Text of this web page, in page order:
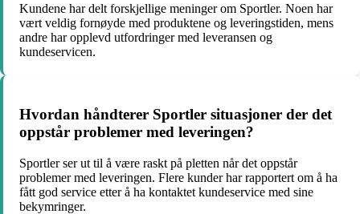
Kundene har delt forskjellige meninger om Sportler. Noen har
vært veldig fornøyde med produktene og leveringstiden, mens
andre har opplevd utfordringer med leveransen og
kundeservicen.
Hvordan håndterer Sportler situasjoner der det
oppstår problemer med leveringen?
Sportler ser ut til å være raskt på pletten når det oppstår
problemer med leveringen. Flere kunder har rapportert om å ha
fått god service etter å ha kontaktet kundeservice med sine
bekymringer.